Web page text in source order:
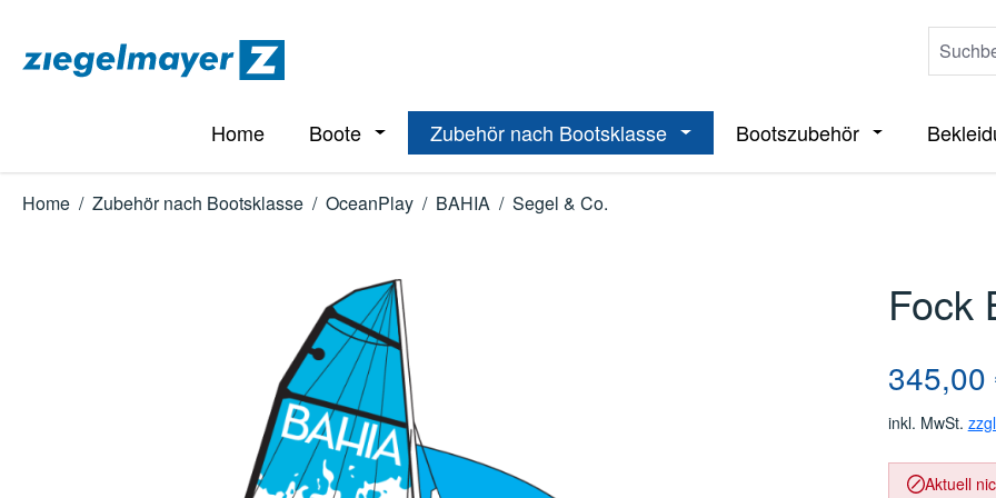
Home Boote Öffne oder Schließe das Dropdown der Kategorie Boote
Zubehör nach Bootsklasse Öffne oder Schließe das Dropdown
Bootszubehör Öffne oder
Home / Zubehör nach Bootsklasse / OceanPlay / BAHIA / Segel & Co.
Fock
Regulärer
345,00
inkl. MwSt.
Aktuell